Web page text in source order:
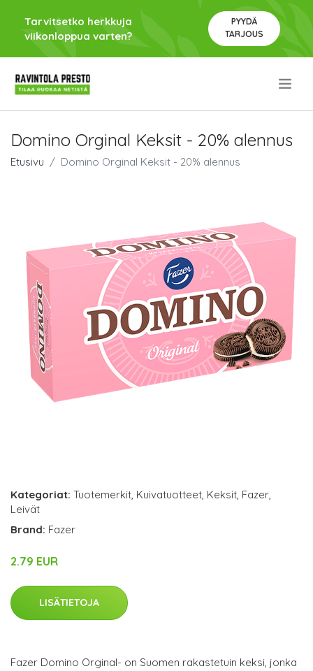
Tarvitsetko herkkuja
viikonloppua varten?
PYYDÄ
TARJOUS
Domino Orginal Keksit - 20% alennus
Etusivu Domino Orginal Keksit - 20% alennus
Kategoriat: Tuotemerkit, Kuivatuotteet, Keksit, Fazer,
Leivät
Brand: Fazer
2.79 EUR
LISÄTIETOJA
Fazer Domino Orginal- on Suomen rakastetuin keksi, jonka